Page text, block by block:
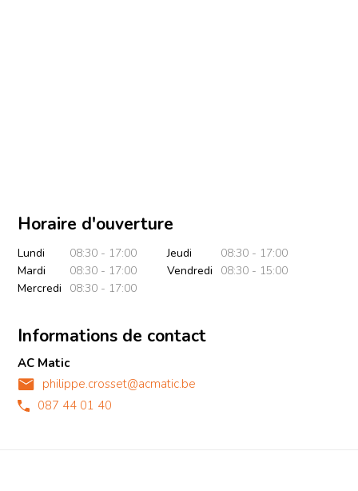
Horaire d'ouverture
Lundi
08:30 - 17:00
Mardi
08:30 - 17:00
Mercredi
08:30 - 17:00
Jeudi
08:30 - 17:00
Vendredi
08:30 - 15:00
Informations de contact
AC Matic
philippe.crosset@acmatic.be
087 44 01 40